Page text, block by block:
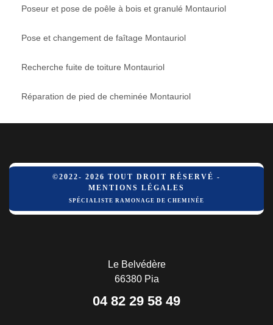
Poseur et pose de poêle à bois et granulé Montauriol
Pose et changement de faîtage Montauriol
Recherche fuite de toiture Montauriol
Réparation de pied de cheminée Montauriol
©2022- 2026 TOUT DROIT RÉSERVÉ -
MENTIONS LÉGALES
SPÉCIALISTE RAMONAGE DE CHEMINÉE
Le Belvédère
66380 Pia
04 82 29 58 49